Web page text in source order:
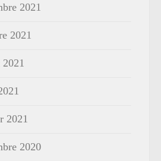
2021
2021
2021
2020